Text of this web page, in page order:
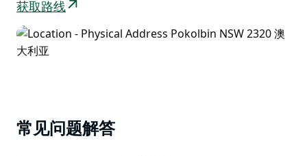
获取路线
常见问题解答